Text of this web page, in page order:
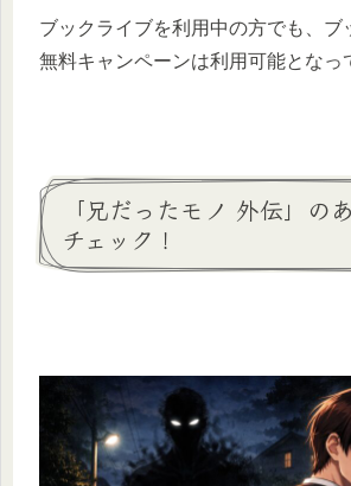
ブックライブを利用中の方でも、ブ
無料キャンペーンは利用可能となっ
「兄だったモノ 外伝」の
チェック！